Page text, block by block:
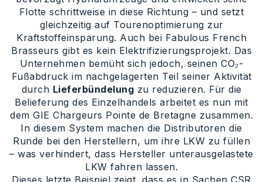
Flotte schrittweise in diese Richtung – und setzt
gleichzeitig auf Tourenoptimierung zur
Kraftstoffeinsparung. Auch bei Fabulous French
Brasseurs gibt es kein Elektrifizierungsprojekt. Das
Unternehmen bemüht sich jedoch, seinen CO₂-
Fußabdruck im nachgelagerten Teil seiner Aktivität
durch Lieferbündelung zu reduzieren. Für die
Belieferung des Einzelhandels arbeitet es nun mit
dem GIE Chargeurs Pointe de Bretagne zusammen.
In diesem System machen die Distributoren die
Runde bei den Herstellern, um ihre LKW zu füllen
– was verhindert, dass Hersteller unterausgelastete
LKW fahren lassen.
Dieses letzte Beispiel zeigt, dass es in Sachen CSR